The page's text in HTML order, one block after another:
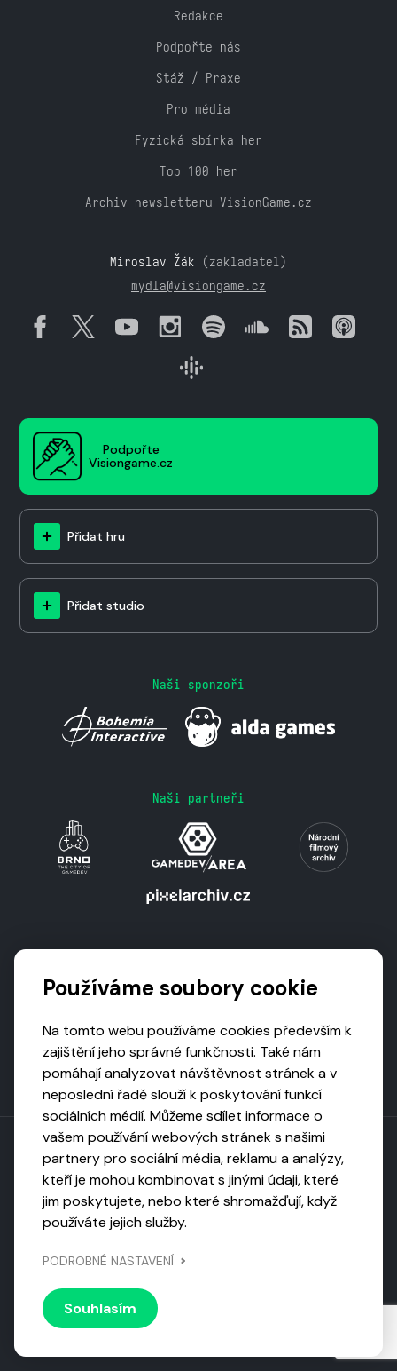
Redakce
Podpořte nás
Stáž / Praxe
Pro média
Fyzická sbírka her
Top 100 her
Archiv newsletteru VisionGame.cz
Miroslav Žák (zakladatel)
mydla@visiongame.cz
Podpořte
Visiongame.cz
Přidat hru
Přidat studio
Naši sponzoři
Naši partneři
Toto dílo podléhá licenci CC BY-NC-ND
Uveďte původ, neužívejte komerčně, nezpracovávejte.
Národní knihovnou ČR
© 2026 Visiongame. Všechna práva vyhrazena.
ochrany soukromí
Používáme soubory cookie
Na tomto webu používáme cookies především k
zajištění jeho správné funkčnosti. Také nám
pomáhají analyzovat návštěvnost stránek a v
neposlední řadě slouží k poskytování funkcí
sociálních médií. Můžeme sdílet informace o
vašem používání webových stránek s našimi
partnery pro sociální média, reklamu a analýzy,
kteří je mohou kombinovat s jinými údaji, které
jim poskytujete, nebo které shromažďují, když
používáte jejich služby.
PODROBNÉ NASTAVENÍ
Souhlasím